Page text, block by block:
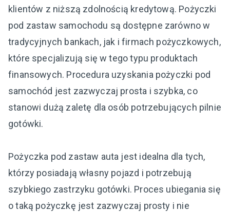
klientów z niższą zdolnością kredytową. Pożyczki
pod zastaw samochodu są dostępne zarówno w
tradycyjnych bankach, jak i firmach pożyczkowych,
które specjalizują się w tego typu produktach
finansowych. Procedura uzyskania pożyczki pod
samochód jest zazwyczaj prosta i szybka, co
stanowi dużą zaletę dla osób potrzebujących pilnie
gotówki.
Pożyczka pod zastaw auta jest idealna dla tych,
którzy posiadają własny pojazd i potrzebują
szybkiego zastrzyku gotówki. Proces ubiegania się
o taką pożyczkę jest zazwyczaj prosty i nie